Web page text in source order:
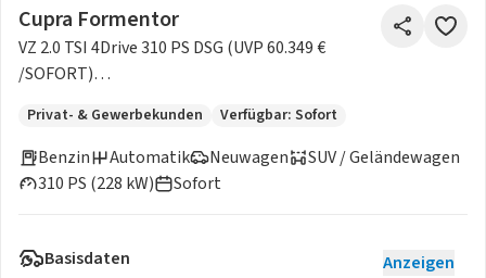
Cupra Formentor
VZ 2.0 TSI 4Drive 310 PS DSG (UVP 60.349 €
/SOFORT)
Privat- & Gewerbekunden Verfügbar: Sofort
Benzin
Neuwagen
310 PS (228 kW)
Automatik
SUV / Geländewagen
Sofort
Basisdaten Anzeigen